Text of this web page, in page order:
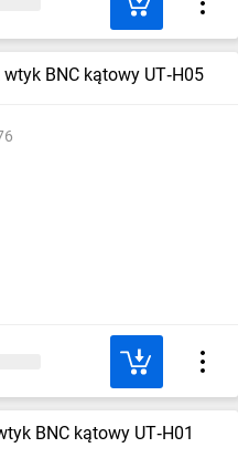
BNC kątowy UT‑H05
BNC kątowy UT‑H01